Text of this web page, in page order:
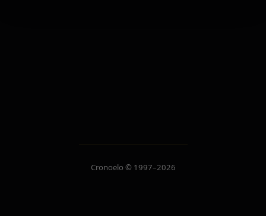
Cronoelo © 1997–2026